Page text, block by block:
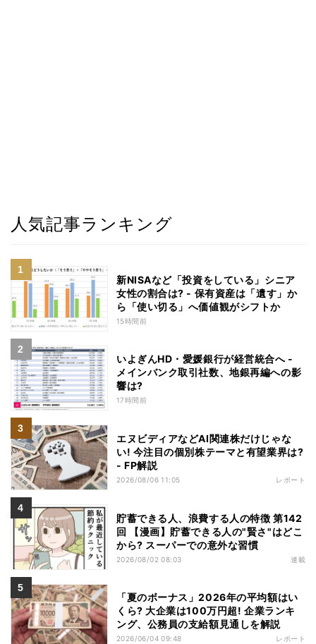
人気記事ランキング
新NISAなど「投資をしている」シニア
女性の割合は? - 保有資産は「遺す」か
ら「使い切る」へ価値観がシフトか
15時間前
いよぎんHD・愛媛銀行が経営統合へ -
メインバンク取引社数、地銀再編への影
響は?
17時間前
エヌビディアなどAI関連株だけじゃな
い! 今注目の個別株テーマと有望業界は?
- FP解説
2026/08/06 11:05 レポート
貯蓄できる人、浪費する人の特徴 第142
回 【漫画】貯蓄できる人の"賢さ"はどこ
から? スーパーでの意外な習慣
2026/08/02 08:03 連載
「夏のボーナス」2026年の平均額はい
くら? 大企業は100万円超! 企業ランキ
ング、公務員の支給額見通しを解説
2026/06/04 09:48 レポート